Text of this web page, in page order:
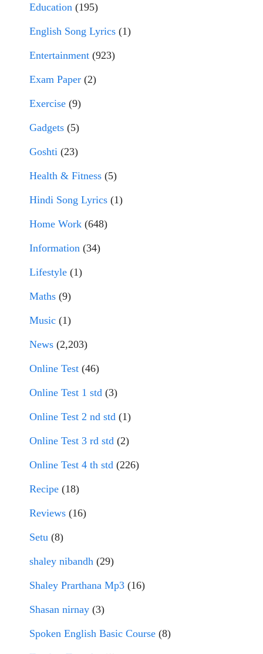
Education (195)
English Song Lyrics (1)
Entertainment (923)
Exam Paper (2)
Exercise (9)
Gadgets (5)
Goshti (23)
Health & Fitness (5)
Hindi Song Lyrics (1)
Home Work (648)
Information (34)
Lifestyle (1)
Maths (9)
Music (1)
News (2,203)
Online Test (46)
Online Test 1 std (3)
Online Test 2 nd std (1)
Online Test 3 rd std (2)
Online Test 4 th std (226)
Recipe (18)
Reviews (16)
Setu (8)
shaley nibandh (29)
Shaley Prarthana Mp3 (16)
Shasan nirnay (3)
Spoken English Basic Course (8)